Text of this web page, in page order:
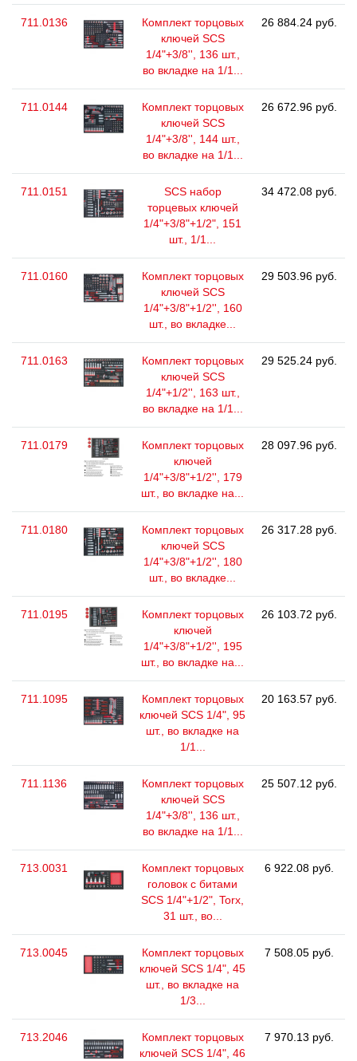
711.0136
Комплект торцовых
ключей SCS
1/4"+3/8'', 136 шт.,
во вкладке на 1/1...
26 884.24 руб.
711.0144
Комплект торцовых
ключей SCS
1/4"+3/8'', 144 шт.,
во вкладке на 1/1...
26 672.96 руб.
711.0151
SCS набор
торцевых ключей
1/4"+3/8"+1/2", 151
шт., 1/1...
34 472.08 руб.
711.0160
Комплект торцовых
ключей SCS
1/4"+3/8"+1/2'', 160
шт., во вкладке...
29 503.96 руб.
711.0163
Комплект торцовых
ключей SCS
1/4"+1/2'', 163 шт.,
во вкладке на 1/1...
29 525.24 руб.
711.0179
Комплект торцовых
ключей
1/4"+3/8"+1/2'', 179
шт., во вкладке на...
28 097.96 руб.
711.0180
Комплект торцовых
ключей SCS
1/4"+3/8"+1/2'', 180
шт., во вкладке...
26 317.28 руб.
711.0195
Комплект торцовых
ключей
1/4"+3/8"+1/2'', 195
шт., во вкладке на...
26 103.72 руб.
711.1095
Комплект торцовых
ключей SCS 1/4", 95
шт., во вкладке на
1/1...
20 163.57 руб.
711.1136
Комплект торцовых
ключей SCS
1/4"+3/8'', 136 шт.,
во вкладке на 1/1...
25 507.12 руб.
713.0031
Комплект торцовых
головок с битами
SCS 1/4"+1/2", Torx,
31 шт., во...
6 922.08 руб.
713.0045
Комплект торцовых
ключей SCS 1/4", 45
шт., во вкладке на
1/3...
7 508.05 руб.
713.2046
Комплект торцовых
ключей SCS 1/4", 46
7 970.13 руб.